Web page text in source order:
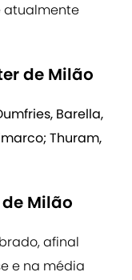
atualmente
de Milão
Barella,
Thuram,
Milão
afinal
e na média